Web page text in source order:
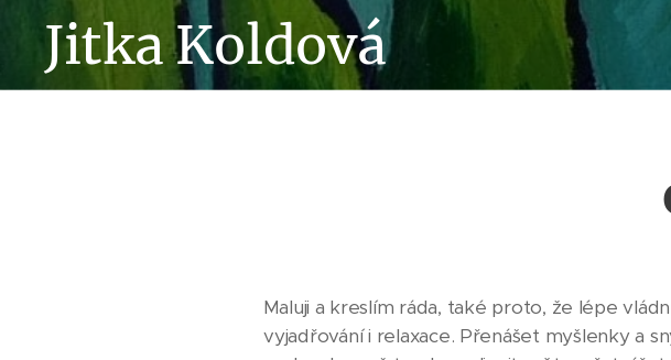
Jitka Koldová
Maluji a kreslím ráda, také proto, že lépe
vyjadřování i relaxace. Přenášet myšlenky a